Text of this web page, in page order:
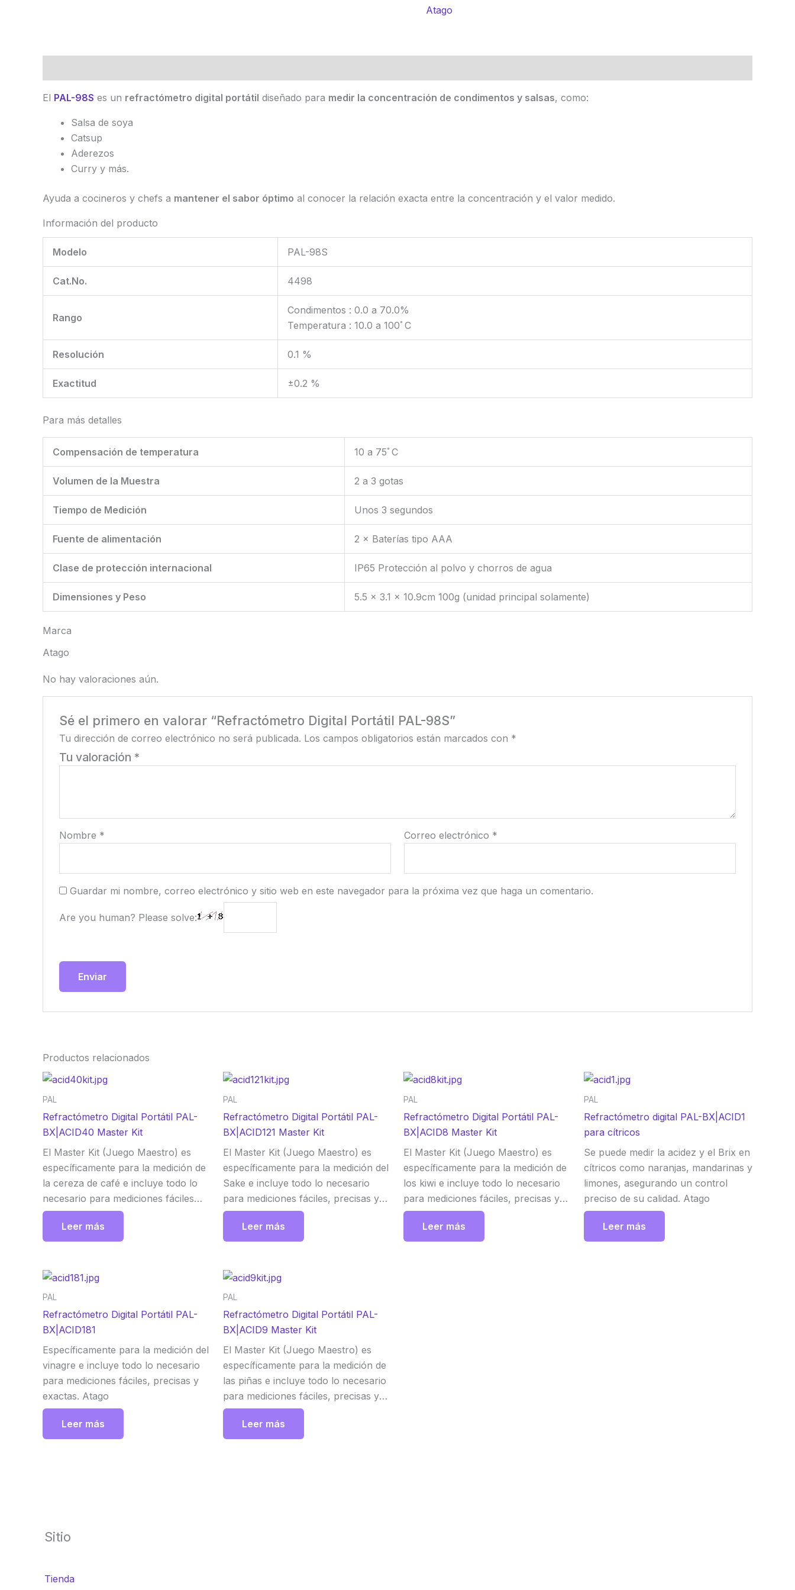
Atago
El PAL-98S es un refractómetro digital portátil diseñado para medir la concentración de condimentos y salsas, como:
Salsa de soya
Catsup
Aderezos
Curry y más.
Ayuda a cocineros y chefs a mantener el sabor óptimo al conocer la relación exacta entre la concentración y el valor medido.
Información del producto
Modelo PAL-98S
Cat.No. 4498
Rango
Condimentos : 0.0 a 70.0%
Temperatura : 10.0 a 100ﾟC
Resolución 0.1 %
Exactitud ±0.2 %
Para más detalles
Compensación de temperatura 10 a 75ﾟC
Volumen de la Muestra 2 a 3 gotas
Tiempo de Medición Unos 3 segundos
Fuente de alimentación 2 × Baterías tipo AAA
Clase de protección internacional IP65 Protección al polvo y chorros de agua
Dimensiones y Peso 5.5 × 3.1 × 10.9cm 100g (unidad principal solamente)
Marca
Atago
No hay valoraciones aún.
Sé el primero en valorar “Refractómetro Digital Portátil PAL-98S”
Tu dirección de correo electrónico no será publicada. Los campos obligatorios están marcados con *
Tu valoración *
Nombre * Correo electrónico *
Guardar mi nombre, correo electrónico y sitio web en este navegador para la próxima vez que haga un comentario.
Are you human? Please solve:
Productos relacionados
PAL
Refractómetro Digital Portátil PAL-
BX|ACID40 Master Kit
El Master Kit (Juego Maestro) es
específicamente para la medición de
la cereza de café e incluye todo lo
necesario para mediciones fáciles
Atago
Leer más
PAL
Refractómetro Digital Portátil PAL-
BX|ACID121 Master Kit
El Master Kit (Juego Maestro) es
específicamente para la medición del
Sake e incluye todo lo necesario
para mediciones fáciles, precisas y
exactas.El Master Kit viene con una
escala, un vasos, y un cuchara de
medida. Atago
Leer más
PAL
Refractómetro Digital Portátil PAL-
BX|ACID8 Master Kit
El Master Kit (Juego Maestro) es
específicamente para la medición de
los kiwi e incluye todo lo necesario
para mediciones fáciles, precisas y
exactas. El Master Kit viene con una
escala, un vasos, y un cuchara de
medida. Atago
Leer más
PAL
Refractómetro digital PAL-BX|ACID1
para cítricos
Se puede medir la acidez y el Brix en
cítricos como naranjas, mandarinas y
limones, asegurando un control
preciso de su calidad. Atago
Leer más
PAL
Refractómetro Digital Portátil PAL-
BX|ACID181
Específicamente para la medición del
vinagre e incluye todo lo necesario
para mediciones fáciles, precisas y
exactas. Atago
Leer más
PAL
Refractómetro Digital Portátil PAL-
BX|ACID9 Master Kit
El Master Kit (Juego Maestro) es
específicamente para la medición de
las piñas e incluye todo lo necesario
para mediciones fáciles, precisas y
exactas. Atago
Leer más
Sitio
Tienda